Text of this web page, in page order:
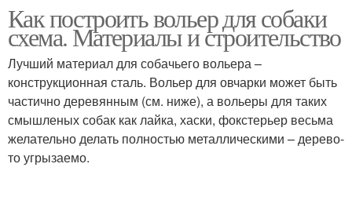
Уличные вольеры Вольеры для собак
Как построить вольер для собаки
схема. Материалы и строительство
Лучший материал для собачьего вольера –
конструкционная сталь. Вольер для овчарки может быть
частично деревянным (см. ниже), а вольеры для таких
смышленых собак как лайка, хаски, фокстерьер весьма
желательно делать полностью металлическими – дерево-
то угрызаемо.